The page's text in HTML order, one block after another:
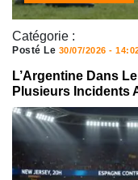
Catégorie :
Posté Le 30/07/2026 -
L’Argentine Dans
Plusieurs Incidents